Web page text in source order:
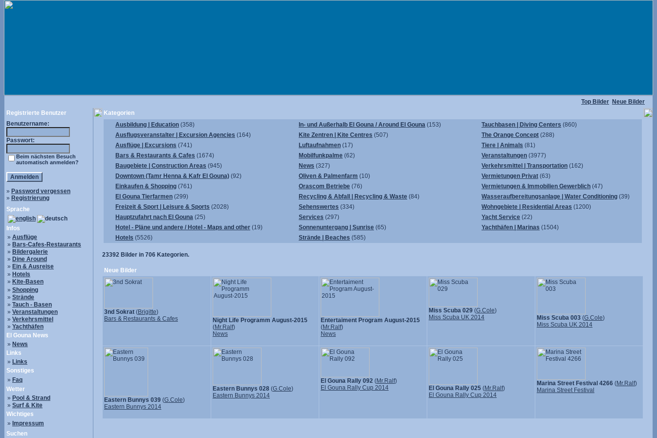
Top Bilder Neue Bilder
Registrierte Benutzer
Benutzername:
Passwort:
Beim nächsten Besuch
automatisch anmelden?
» Password vergessen
» Registrierung
Sprache
Infos
» Ausflüge
» Bars-Cafes-Restaurants
» Bildergalerie
» Dine Around
» Ein & Ausreise
» Hotels
» Kite-Basen
» Shopping
» Strände
» Tauch - Basen
» Veranstaltungen
» Verkehrsmittel
» Yachthäfen
El Gouna News
» News
Links
» Links
Sonstiges
» Faq
Wetter
» Pool & Strand
» Surf & Kite
Wichtiges
» Impressum
Suchen
Kategorien
Ausbildung | Education (358)
Ausflugsveranstalter | Excursion Agencies (164)
Ausflüge | Excursions (741)
Bars & Restaurants & Cafes (1674)
Baugebiete | Construction Areas (945)
Downtown (Tamr Henna & Kafr El Gouna) (92)
Einkaufen & Shopping (761)
El Gouna Tierfarmen (299)
Freizeit & Sport | Leisure & Sports (2028)
Hauptzufahrt nach El Gouna (25)
Hotel - Pläne und andere / Hotel - Maps and other (19)
Hotels (5526)
In- und Außerhalb El Gouna / Around El Gouna (153)
Kite Zentren | Kite Centres (507)
Luftaufnahmen (17)
Mobilfunkpalme (62)
News (327)
Oliven & Palmenfarm (10)
Orascom Betriebe (76)
Recycling & Abfall | Recycling & Waste (84)
Sehenswertes (334)
Services (297)
Sonnenuntergang | Sunrise (65)
Strände | Beaches (585)
Tauchbasen | Diving Centers (860)
The Orange Concept (288)
Tiere | Animals (81)
Veranstaltungen (3977)
Verkehrsmittel | Transportation (162)
Vermietungen Privat (63)
Vermietungen & Immobilien Gewerblich (47)
Wasseraufbereitungsanlage | Water Conditioning (39)
Wohngebiete | Residential Areas (1200)
Yacht Service (22)
Yachthäfen | Marinas (1504)
23392 Bilder in 706 Kategorien.
Neue Bilder
3nd Sokrat (Brigitte)
Bars & Restaurants & Cafes
Night Life Programm August-2015
(Mr.Ralf)
News
Entertaiment Program August-2015
(Mr.Ralf)
News
Miss Scuba 029 (G.Cole)
Miss Scuba UK 2014
Miss Scuba 003 (G.Cole)
Miss Scuba UK 2014
Eastern Bunnys 039 (G.Cole)
Eastern Bunnys 2014
Eastern Bunnys 028 (G.Cole)
Eastern Bunnys 2014
El Gouna Rally 092 (Mr.Ralf)
El Gouna Rally Cup 2014
El Gouna Rally 025 (Mr.Ralf)
El Gouna Rally Cup 2014
Marina Street Festival 4266 (Mr.Ralf)
Marina Street Festival